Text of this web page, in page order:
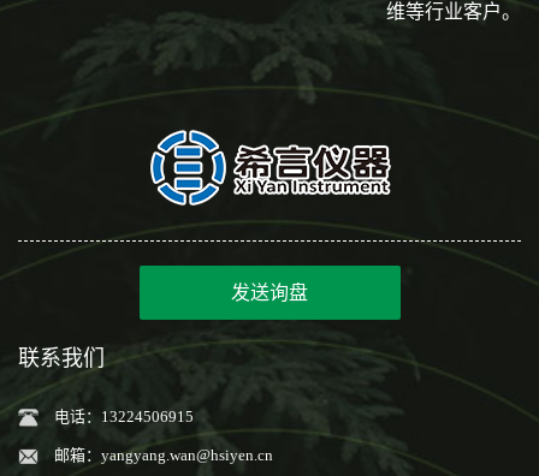
维等行业客户。
发送询盘
联系我们
电话：13224506915
邮箱： yangyang.wan@hsiyen.cn